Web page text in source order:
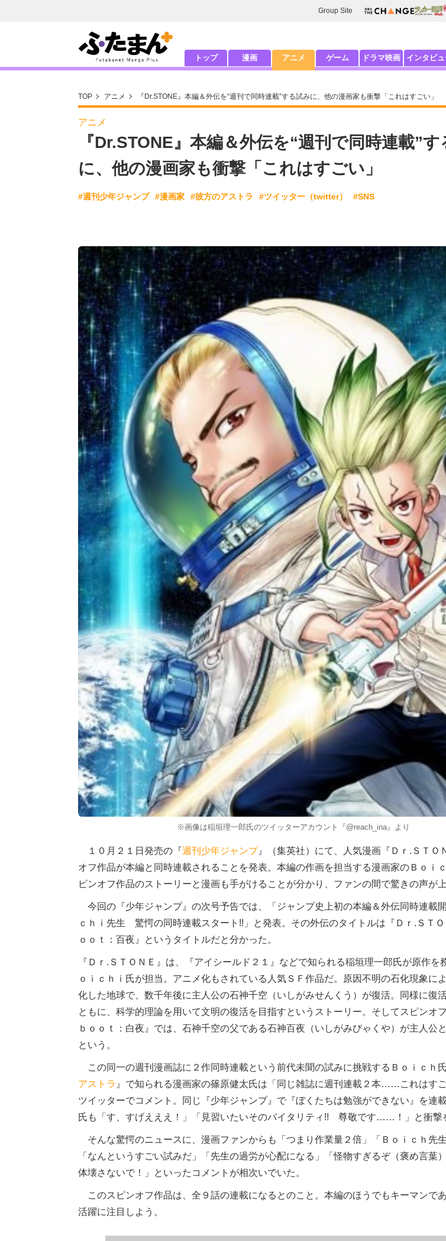
Group Site
トップ 漫画 アニメ ゲーム ドラマ映画 インタビ
TOP アニメ 『Dr.STONE』本編＆外伝を“週刊で同時連載”する試みに、他の漫画家も衝撃「これはすごい」
アニメ
『Dr.STONE』本編＆外伝を“週刊で同時連載”
に、他の漫画家も衝撃「これはすごい」
#週刊少年ジャンプ #漫画家 #彼方のアストラ #ツイッター（twitter） #SNS
※画像は稲垣理一郎氏のツイッターアカウント『@reach_ina』より
１０月２１日発売の『週刊少年ジャンプ』（集英社）にて、人気漫画『Ｄｒ.ＳＴＯ
オフ作品が本編と同時連載されることを発表。本編の作画を担当する漫画家のＢｏｉ
ピンオフ作品のストーリーと漫画も手がけることが分かり、ファンの間で驚きの声が上
今回の『少年ジャンプ』の次号予告では、「ジャンプ史上初の本編＆外伝同時連載開
ｃｈｉ先生 驚愕の同時連載スタート!!」と発表。その外伝のタイトルは『Ｄｒ.ＳＴ
ｏｏｔ：百夜』というタイトルだと分かった。
『Ｄｒ.ＳＴＯＮＥ』は、『アイシールド２１』などで知られる稲垣理一郎氏が原作を
ｏｉｃｈｉ氏が担当。アニメ化もされている人気ＳＦ作品だ。原因不明の石化現象に
化した地球で、数千年後に主人公の石神千空（いしがみせんくう）が復活。同様に復
ともに、科学的理論を用いて文明の復活を目指すというストーリー。そしてスピンオ
ｂｏｏｔ：白夜』では、石神千空の父である石神百夜（いしがみびゃくや）が主人公
という。
この同一の週刊漫画誌に２作同時連載という前代未聞の試みに挑戦するＢｏｉｃｈ
アストラ 』で知られる漫画家の篠原健太氏は「同じ雑誌に週刊連載２本……これはす
ツイッターでコメント。同じ『少年ジャンプ』で『ぼくたちは勉強ができない』を連
氏も「す、すげえええ！」「見習いたいそのバイタリティ!! 尊敬です……！」と衝撃
そんな驚愕のニュースに、漫画ファンからも「つまり作業量２倍」「Ｂｏｉｃｈ先生
「なんというすごい試みだ」「先生の過労が心配になる」「怪物すぎるぞ（褒め言葉
体壊さないで！」といったコメントが相次いでいた。
このスピンオフ作品は、全９話の連載になるとのこと。本編のほうでもキーマンで
活躍に注目しよう。